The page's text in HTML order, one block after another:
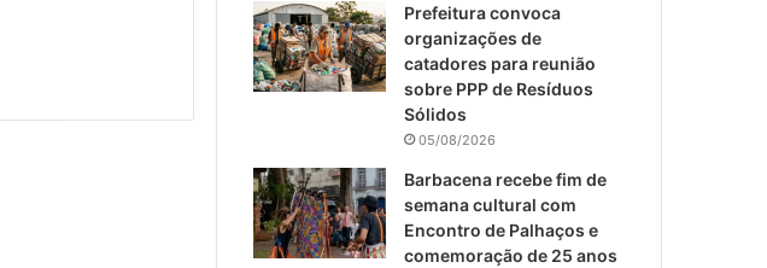
o
o
k
b
e
g
r
Prefeitura convoca
organizações de
catadores para reunião
sobre PPP de Resíduos
Sólidos
05/08/2026
Barbacena recebe fim de
semana cultural com
Encontro de Palhaços e
comemoração de 25 anos